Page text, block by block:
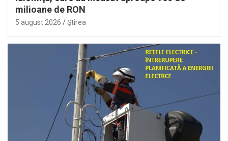
milioane de RON
5 august 2026 Ştirea